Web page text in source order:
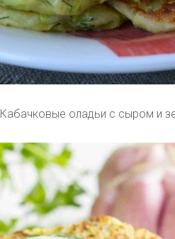
Кабачковые оладьи с сыром и